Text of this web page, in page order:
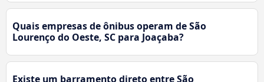
Quais empresas de ônibus operam de São
Lourenço do Oeste, SC para Joaçaba?
Existe um barramento direto entre São